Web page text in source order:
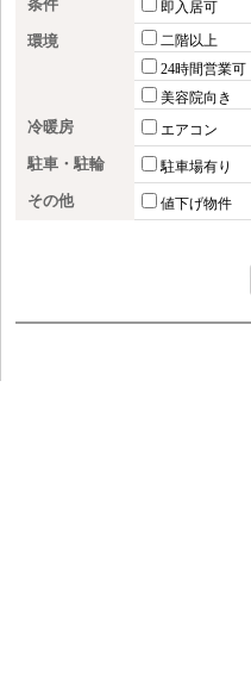
条件 即入居可
環境 二階以上
24時間営業可
美容院向き
冷暖房 エアコン
駐車・駐輪 駐車場有り
その他 値下げ物件